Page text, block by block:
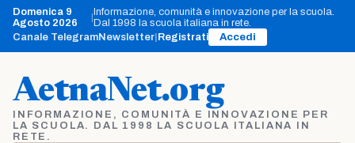
Vai
contenuto
Domenica 9
Agosto 2026
|Informazione, comunità e innovazione per la scuola.
Dal 1998 la scuola italiana in rete.
Canale TelegramNewsletter Registrati Accedi
AetnaNet.org
INFORMAZIONE, COMUNITÀ E INNOVAZIONE PER
LA SCUOLA. DAL 1998 LA SCUOLA ITALIANA IN
RETE.